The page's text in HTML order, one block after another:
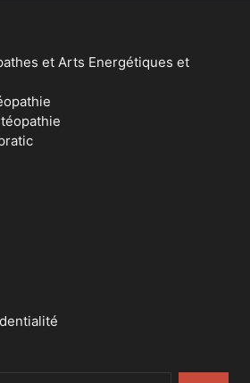
et Arts Energétiques et